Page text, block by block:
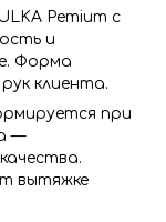
Pemium с
и
Форма
клиента.
при
—
вытяжке